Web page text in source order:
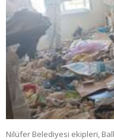
Nilüfer Belediyesi ekipleri,